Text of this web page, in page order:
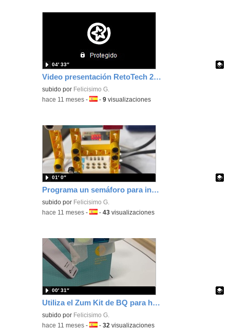
Video presentación RetoTech 2026
Contenido educativo.
subido por Felicisimo G.
04′ 33″
-hace 11 meses -Idioma:
-9 visualizaciones
Programa un semáforo para infantil usando las piezas de Nezha y programando con MakeCode
Contenido educativo.
subido por Felicisimo G.
01′ 0″
-hace 11 meses -Idioma:
-43 visualizaciones
Utiliza el Zum Kit de BQ para hacer un circuito de educación vial con rotonda y semáforo.
Contenido educativo.
subido por Felicisimo G.
00′ 31″
-hace 11 meses -Idioma:
-32 visualizaciones